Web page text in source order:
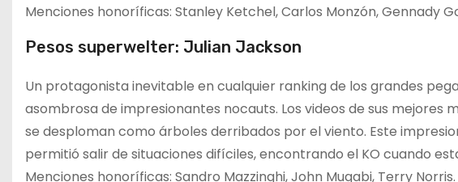
Menciones honoríficas: Stanley Ketchel, Carlos Monzón, Gennady
Pesos superwelter: Julian Jackson
Un protagonista inevitable en cualquier ranking de los grandes
asombrosa de impresionantes nocauts. Los videos de sus mejores
se desploman como árboles derribados por el viento. Este
permitió salir de situaciones difíciles, encontrando el KO cuando
Menciones honoríficas: Sandro Mazzinghi, John Mugabi, Terry Norris.